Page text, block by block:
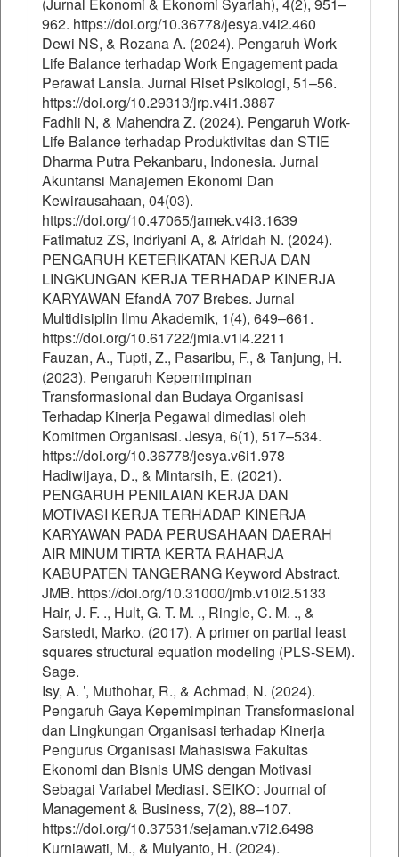
962. https://doi.org/10.36778/jesya.v4i2.460
Dewi NS, & Rozana A. (2024). Pengaruh Work
Life Balance terhadap Work Engagement pada
Perawat Lansia. Jurnal Riset Psikologi, 51–56.
https://doi.org/10.29313/jrp.v4i1.3887
Fadhli N, & Mahendra Z. (2024). Pengaruh Work-
Life Balance terhadap Produktivitas dan STIE
Dharma Putra Pekanbaru, Indonesia. Jurnal
Akuntansi Manajemen Ekonomi Dan
Kewirausahaan, 04(03).
https://doi.org/10.47065/jamek.v4i3.1639
Fatimatuz ZS, Indriyani A, & Afridah N. (2024).
PENGARUH KETERIKATAN KERJA DAN
LINGKUNGAN KERJA TERHADAP KINERJA
KARYAWAN EfandA 707 Brebes. Jurnal
Multidisiplin Ilmu Akademik, 1(4), 649–661.
https://doi.org/10.61722/jmia.v1i4.2211
Fauzan, A., Tupti, Z., Pasaribu, F., & Tanjung, H.
(2023). Pengaruh Kepemimpinan
Transformasional dan Budaya Organisasi
Terhadap Kinerja Pegawai dimediasi oleh
Komitmen Organisasi. Jesya, 6(1), 517–534.
https://doi.org/10.36778/jesya.v6i1.978
Hadiwijaya, D., & Mintarsih, E. (2021).
PENGARUH PENILAIAN KERJA DAN
MOTIVASI KERJA TERHADAP KINERJA
KARYAWAN PADA PERUSAHAAN DAERAH
AIR MINUM TIRTA KERTA RAHARJA
KABUPATEN TANGERANG Keyword Abstract.
JMB. https://doi.org/10.31000/jmb.v10i2.5133
Hair, J. F. ., Hult, G. T. M. ., Ringle, C. M. ., &
Sarstedt, Marko. (2017). A primer on partial least
squares structural equation modeling (PLS-SEM).
Sage.
Isy, A. ’, Muthohar, R., & Achmad, N. (2024).
Pengaruh Gaya Kepemimpinan Transformasional
dan Lingkungan Organisasi terhadap Kinerja
Pengurus Organisasi Mahasiswa Fakultas
Ekonomi dan Bisnis UMS dengan Motivasi
Sebagai Variabel Mediasi. SEIKO : Journal of
Management & Business, 7(2), 88–107.
https://doi.org/10.37531/sejaman.v7i2.6498
Kurniawati, M., & Mulyanto, H. (2024).